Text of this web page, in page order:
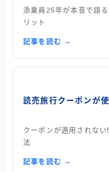
添乗員25年が本音で語
リット
記事を読む →
読売旅行クーポンが
クーポンが適用されな
法
記事を読む →